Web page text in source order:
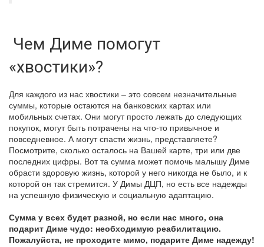
Чем Диме помогут
«хвостики»?
Для каждого из нас хвостики – это совсем незначительные
суммы, которые остаются на банковских картах или
мобильных счетах. Они могут просто лежать до следующих
покупок, могут быть потрачены на что-то привычное и
повседневное. А могут спасти жизнь, представляете?
Посмотрите, сколько осталось на Вашей карте, три или две
последних цифры. Вот та сумма может помочь малышу Диме
обрасти здоровую жизнь, которой у него никогда не было, и к
которой он так стремится. У Димы ДЦП, но есть все надежды
на успешную физическую и социальную адаптацию.
Сумма у всех будет разной, но если нас много, она
подарит Диме чудо: необходимую реабилитацию.
Пожалуйста, не проходите мимо, подарите Диме надежду!